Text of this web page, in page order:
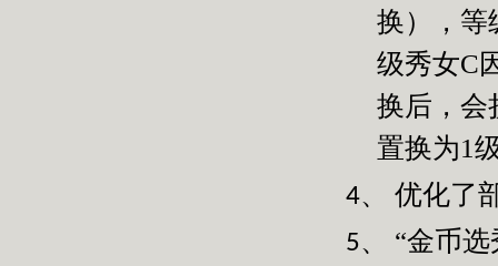
换），等
级秀女C
换后，会
置换为1
4、 优化了
5、 “金币